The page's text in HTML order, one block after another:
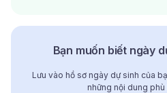
Bạn muốn biết ngày
Lưu vào hồ sơ ngày dự sinh của
những nội dung